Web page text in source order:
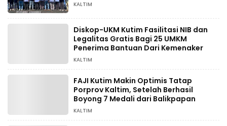
KALTIM
Diskop-UKM Kutim Fasilitasi NIB dan
Legalitas Gratis Bagi 25 UMKM
Penerima Bantuan Dari Kemenaker
KALTIM
FAJI Kutim Makin Optimis Tatap
Porprov Kaltim, Setelah Berhasil
Boyong 7 Medali dari Balikpapan
KALTIM